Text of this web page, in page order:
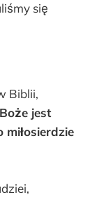
się
Biblii,
jest
miłosierdzie